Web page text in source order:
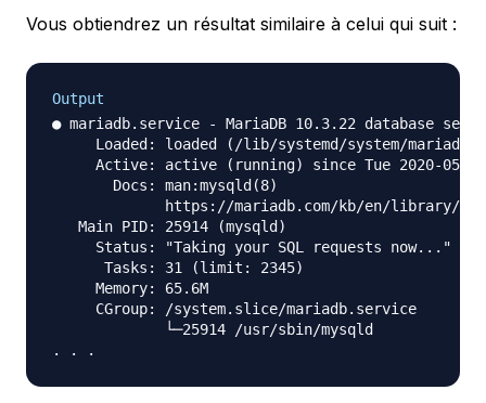
Vous obtiendrez un résultat similaire à celui qui suit :
Output
● mariadb.service - MariaDB 10.3.22 database
Loaded: loaded (/lib/systemd/system/
Active: active (running) since Tue 2020-05-
       Docs: man:mysqld(8)
https://mariadb.com/kb/en/library/
   Main PID: 25914 (mysqld)
     Status: "Taking your SQL requests now..."
      Tasks: 31 (limit: 2345)
     Memory: 65.6M
     CGroup: /system.slice/mariadb.service
             └─25914 /usr/sbin/mysqld